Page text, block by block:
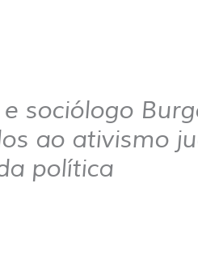
sociólogo
ao ativismo
política